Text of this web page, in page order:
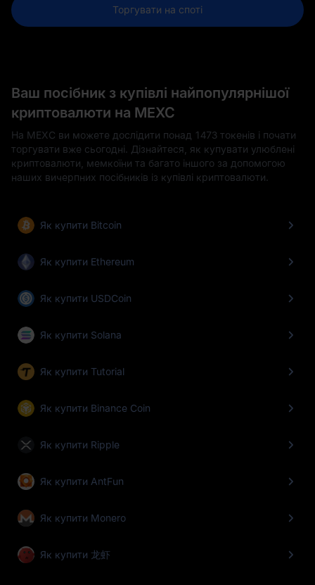
Торгувати на споті
Ваш посібник з купівлі найпопулярнішої
криптовалюти на MEXC
На MEXC ви можете дослідити понад 1473 токенів і почати
торгувати вже сьогодні. Дізнайтеся, як купувати улюблені
криптовалюти, мемкоїни та багато іншого за допомогою
наших вичерпних посібників із купівлі криптовалюти.
Як купити Bitcoin
Як купити Ethereum
Як купити USDCoin
Як купити Solana
Як купити Tutorial
Як купити Binance Coin
Як купити Ripple
Як купити AntFun
Як купити Monero
Як купити 龙虾